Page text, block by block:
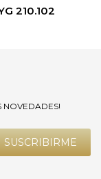
100 ml
210.102
NOVEDADES!
SUSCRIBIRME